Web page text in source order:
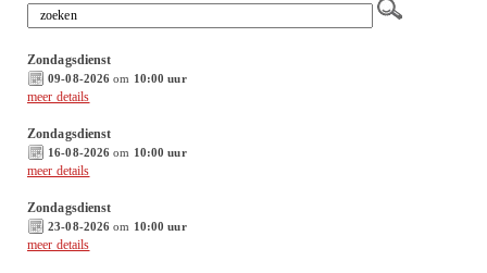
Zondagsdienst
09-08-2026 om 10:00 uur
meer details
Zondagsdienst
16-08-2026 om 10:00 uur
meer details
Zondagsdienst
23-08-2026 om 10:00 uur
meer details